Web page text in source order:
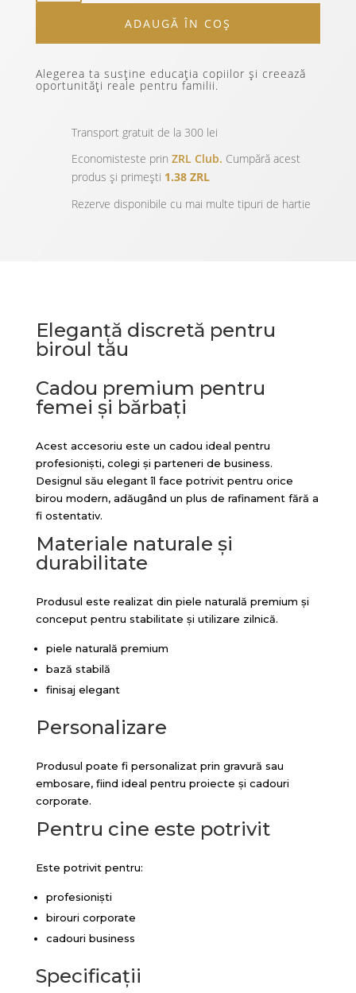
DIN
NATURALĂ
MOUSEPAD
ADAUGĂ ÎN COȘ
Alegerea ta susține educația copiilor și creează
oportunități reale pentru familii.
Transport gratuit de la 300 lei
Economisteste prin ZRL Club. Cumpără acest
produs și primești 1.38 ZRL
Rezerve disponibile cu mai multe tipuri de hartie
Eleganță discretă pentru
biroul tău
Cadou premium pentru
femei și bărbați
Acest accesoriu este un cadou ideal pentru
profesioniști, colegi și parteneri de business.
Designul său elegant îl face potrivit pentru orice
birou modern, adăugând un plus de rafinament fără a
fi ostentativ.
Materiale naturale și
durabilitate
Produsul este realizat din piele naturală premium și
conceput pentru stabilitate și utilizare zilnică.
piele naturală premium
bază stabilă
finisaj elegant
Personalizare
Produsul poate fi personalizat prin gravură sau
embosare, fiind ideal pentru proiecte și cadouri
corporate.
Pentru cine este potrivit
Este potrivit pentru:
profesioniști
birouri corporate
cadouri business
Specificații